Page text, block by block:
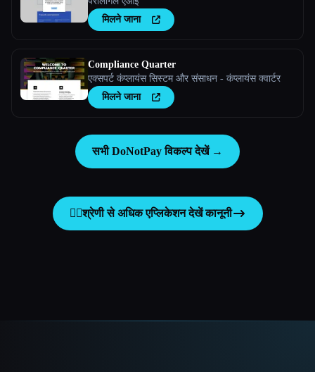
मिलने जाना
Compliance Quarter
एक्सपर्ट कंप्लायंस सिस्टम और संसाधन - कंप्लायंस क्वार्टर
मिलने जाना
सभी DoNotPay विकल्प देखें →
👩‍⚖️श्रेणी से अधिक एप्लिकेशन देखेंकानूनी